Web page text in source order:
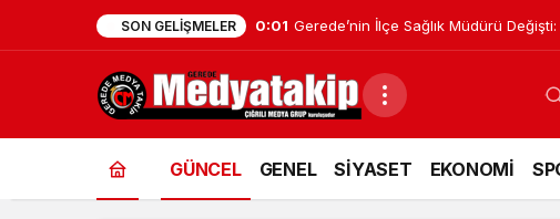
SON GELIŞMELER 16:47 Zonguldak’ta HASAD Halk Oyunları
GÜNCEL GENEL SİYASET EKONOMİ